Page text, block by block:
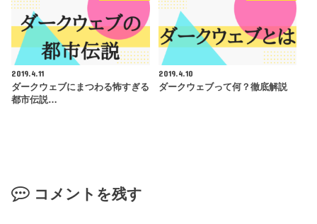
2019.4.11
ダークウェブにまつわる怖すぎる
都市伝説…
2019.4.10
ダークウェブって何？徹底解説
コメントを残す